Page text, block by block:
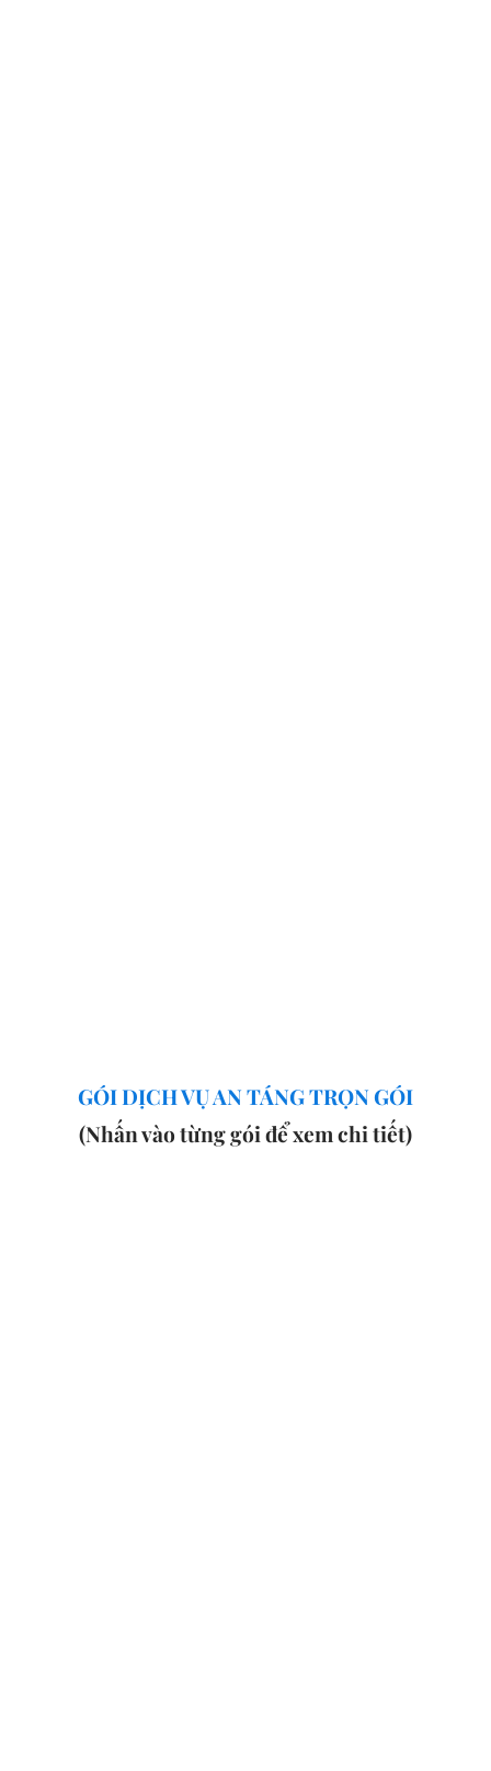
GÓI DỊCH VỤ AN TÁNG TRỌN GÓI
(Nhấn vào từng gói để xem chi tiết)